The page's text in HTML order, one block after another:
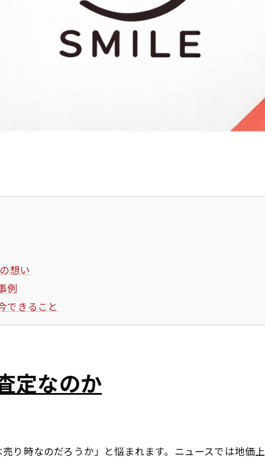
想い
例
できること
定なのか
り時なのだろうか」と悩まれます。ニュースでは地価